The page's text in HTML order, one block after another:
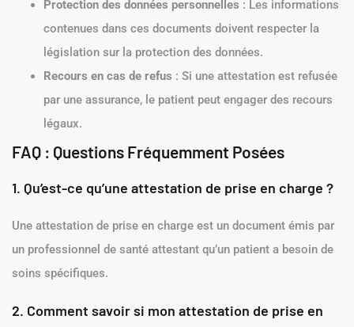
La délivrance et la réception des attestations de prise en
charge impliquent plusieurs enjeux juridiques :
Validité juridique: Les attestations doivent être
conformes aux exigences légales pour être acceptées
par les institutions financières.
Protection des données personnelles: Les informations
Recours en cas de refus: Si une attestation est refusée
par une assurance, le patient peut engager des recours
légaux.